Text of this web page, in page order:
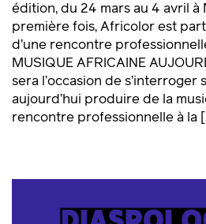
édition, du 24 mars au 4 avril à
première fois, Africolor est
d’une rencontre
MUSIQUE AFRICAINE
sera l’occasion de s’interroger
aujourd’hui produire de la
rencontre professionnelle à la